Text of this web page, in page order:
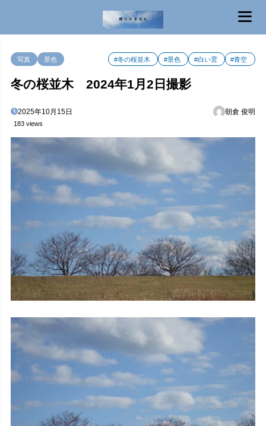
写真 景色 #冬の桜並木 #景色 #白い雲 #青空
冬の桜並木 2024年1月2日撮影
2025年10月15日 朝倉 俊明
183 views